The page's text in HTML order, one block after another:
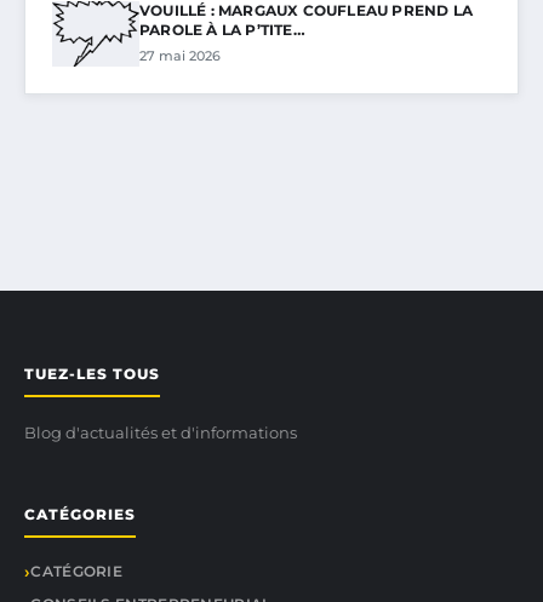
VOUILLÉ : MARGAUX COUFLEAU PREND LA
PAROLE À LA P’TITE…
27 mai 2026
TUEZ-LES TOUS
Blog d'actualités et d'informations
CATÉGORIES
CATÉGORIE